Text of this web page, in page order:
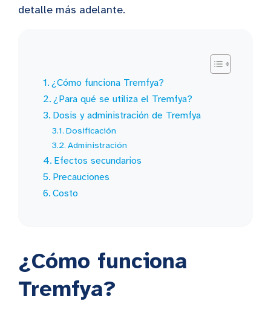
detalle más adelante.
¿Cómo funciona Tremfya?
¿Para qué se utiliza el Tremfya?
Dosis y administración de Tremfya
Dosificación
Administración
Efectos secundarios
Precauciones
Costo
¿Cómo funciona
Tremfya?